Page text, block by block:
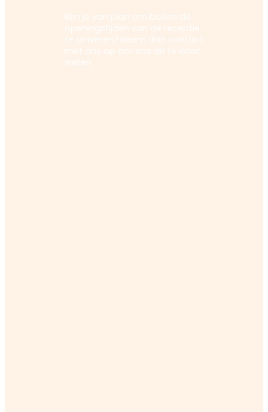
Ben je van plan om buiten de
openingstijden van de receptie
te arriveren? Neem dan contact
met ons op om ons dit te laten
weten.